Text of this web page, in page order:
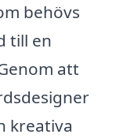
behövs
till en
att
kreativa